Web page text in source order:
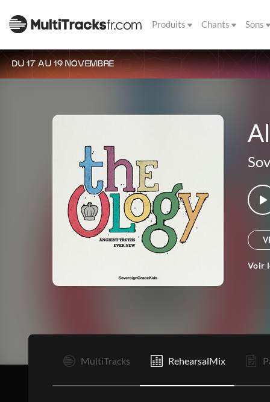
Produits Chants Sons
DU 17 AU 19 NOVEMBRE
Voir
MultiTracks RehearsalMix